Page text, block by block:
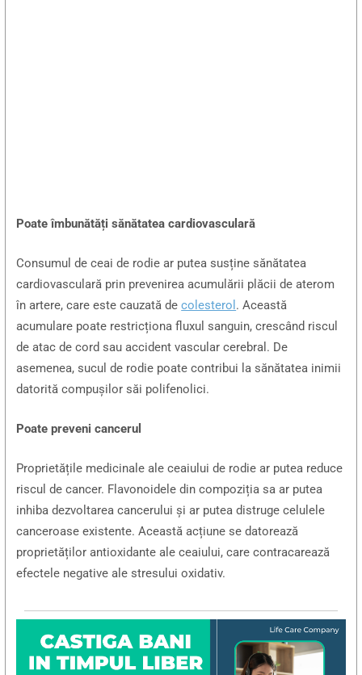
Poate îmbunătăți sănătatea cardiovasculară
Consumul de ceai de rodie ar putea susține sănătatea
cardiovasculară prin prevenirea acumulării plăcii de aterom
în artere, care este cauzată decolesterol . Această
acumulare poate restricționa fluxul sanguin, crescând riscul
de atac de cord sau accident vascular cerebral. De
asemenea, sucul de rodie poate contribui la sănătatea inimii
datorită compușilor săi polifenolici.
Poate preveni cancerul
Proprietățile medicinale ale ceaiului de rodie ar putea reduce
riscul de cancer. Flavonoidele din compoziția sa ar putea
inhiba dezvoltarea cancerului și ar putea distruge celulele
canceroase existente. Această acțiune se datorează
proprietăților antioxidante ale ceaiului, care contracarează
efectele negative ale stresului oxidativ.